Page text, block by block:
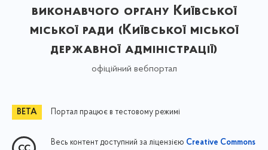
виконавчого органу Київської
міської ради (Київської міської
державної адміністрації)
офіційний вебпортал
Портал працює в тестовому режимі
Весь контент доступний за ліцензією Creative Commons